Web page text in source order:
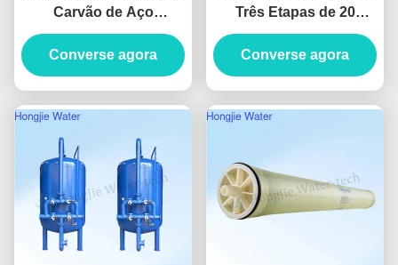
Carvão de Aço
Inoxidável 304 / 316,
60m3/H, Acessórios
para Equipamentos de
Converse agora
Três Etapas de 20
polegadas pré-filtro
para purificação de
água de toda a casa
Converse agora